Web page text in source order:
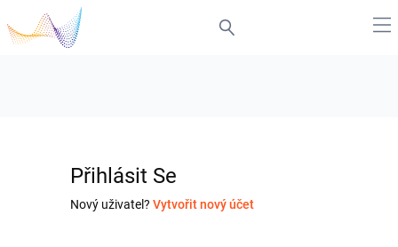
Přihlásit Se
Nový uživatel? Vytvořit nový účet